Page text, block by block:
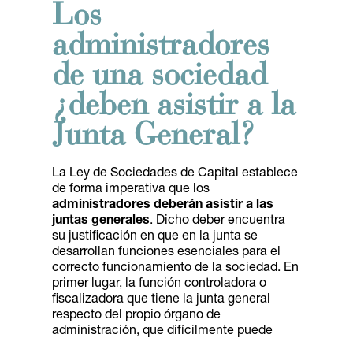
Los
administradores
de una sociedad
¿deben asistir a la
Junta General?
La Ley de Sociedades de Capital establece
de forma imperativa que los
administradores deberán asistir a las
juntas generales. Dicho deber encuentra
su justificación en que en la junta se
desarrollan funciones esenciales para el
correcto funcionamiento de la sociedad. En
primer lugar, la función controladora o
fiscalizadora que tiene la junta general
respecto del propio órgano de
administración, que difícilmente puede